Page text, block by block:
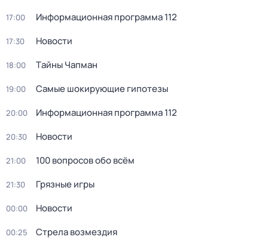
17:00 Информационная программа 112
17:30 Новости
18:00 Тaйны Чапман
19:00 Самые шoкиpующие гипотезы
20:00 Информационная программа 112
20:30 Новости
21:00 100 вопросов обо всём
21:30 Грязные игры
00:00 Новости
00:25 Стрела возмездия